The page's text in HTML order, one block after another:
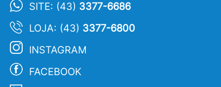
SITE: (43) 3377-6686
LOJA: (43) 3377-6800
INSTAGRAM
FACEBOOK